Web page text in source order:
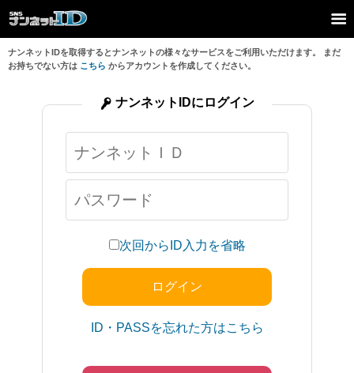
ナンネットIDを取得するとナンネットの様々なサービスをご利用いただけます。 まだ
お持ちでない方は こちら からアカウントを作成してください。
次回からID入力を省略
ID・PASSを忘れた方はこちら
ナンネットIDにログイン